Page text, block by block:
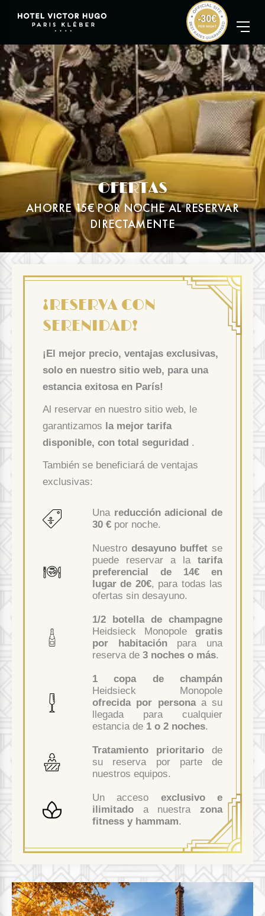
OFERTAS
AHORRE 15€ POR NOCHE AL RESERVAR
DIRECTAMENTE
¡RESERVA CON
SERENIDAD!
¡El mejor precio, ventajas exclusivas,
solo en nuestro sitio web, para una
estancia exitosa en París!
Al reservar en nuestro sitio web, le
garantizamos la mejor tarifa
disponible, con total seguridad .
También se beneficiará de ventajas
exclusivas:
Una reducción adicional de
30 € por noche.
Nuestro desayuno buffet se
puede reservar a la tarifa
preferencial de 14€ en
lugar de 20€, para todas las
ofertas sin desayuno.
1/2 botella de champagne
Heidsieck Monopole gratis
por habitaciónpara una
reserva de 3 noches o más.
1 copa de champán
Heidsieck Monopole
ofrecida por personaa su
llegada para cualquier
estancia de 1 o 2 noches.
Tratamiento prioritario de
su reserva por parte de
nuestros equipos.
Un acceso exclusivo e
ilimitado a nuestrazona
fitness y hammam.